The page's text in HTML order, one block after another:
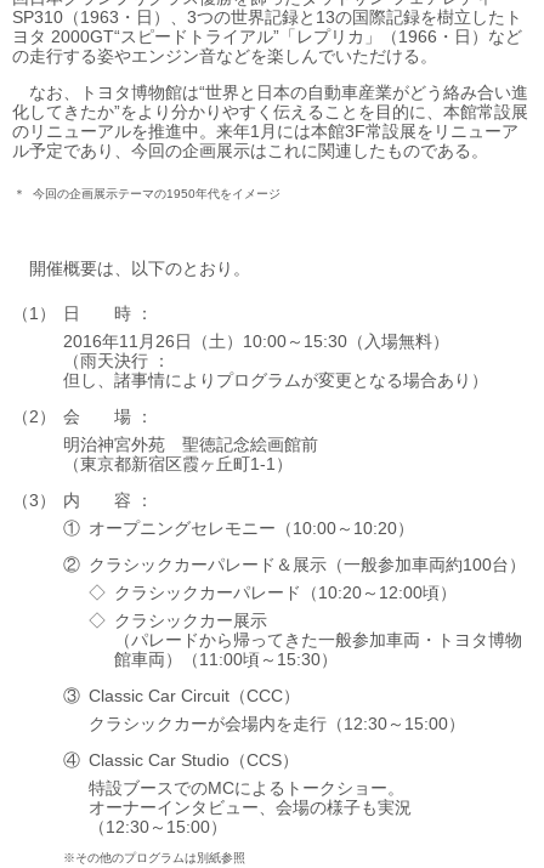
SP310（1963・日）、3つの世界記録と13の国際記録を樹立したト
ヨタ 2000GT“スピードトライアル”「レプリカ」（1966・日）など
の走行する姿やエンジン音などを楽しんでいただける。
なお、トヨタ博物館は“世界と日本の自動車産業がどう絡み合い進
化してきたか”をより分かりやすく伝えることを目的に、本館常設展
のリニューアルを推進中。来年1月には本館3F常設展をリニューア
ル予定であり、今回の企画展示はこれに関連したものである。
＊ 今回の企画展示テーマの1950年代をイメージ
開催概要は、以下のとおり。
日時
2016年11月26日（土） 10:00～15:30（入場無料）
（雨天決行 ：
但し、諸事情によりプログラムが変更となる場合あり）
会場
明治神宮外苑 聖徳記念絵画館前
（東京都新宿区霞ヶ丘町1-1）
内容
オープニングセレモニー （10:00～10:20）
クラシックカーパレード＆展示 （一般参加車両約100台）
クラシックカーパレード
（10:20～12:00頃）
クラシックカー展示
（パレードから帰ってきた一般参加車両・トヨタ博物
館車両）
（11:00頃～15:30）
Classic Car Circuit（CCC）
クラシックカーが会場内を走行 （12:30～15:00）
Classic Car Studio（CCS）
特設ブースでのMCによるトークショー。
オーナーインタビュー、 会場の様子も実況
（12:30～15:00）
その他のプログラムは別紙参照